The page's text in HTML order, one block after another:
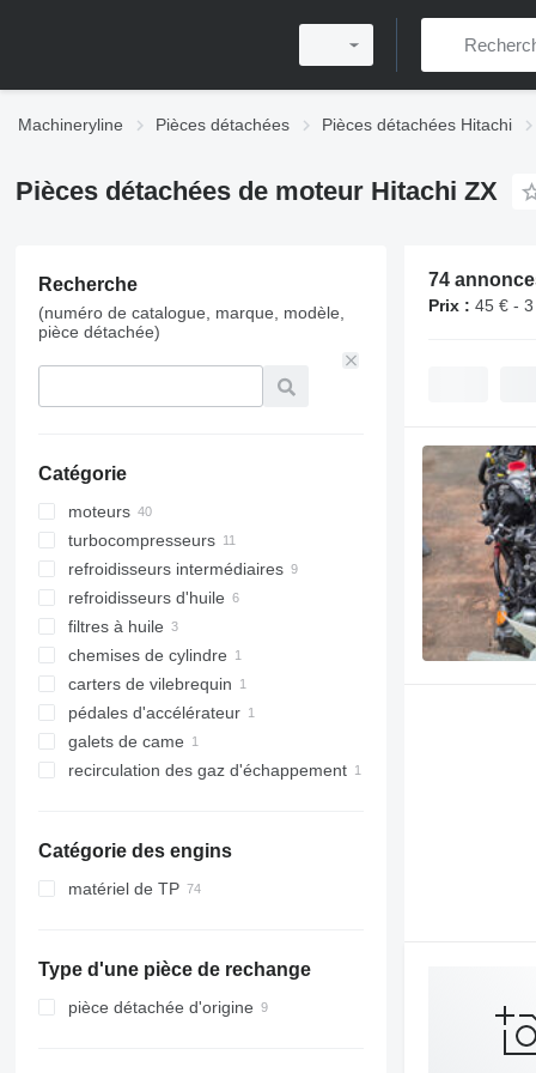
Machineryline Pièces détachées Pièces détachées Hitachi
Pièces détachées de moteur Hitachi ZX
Recherche
(numéro de catalogue, marque, modèle,
pièce détachée)
Catégorie
moteurs
turbocompresseurs
refroidisseurs intermédiaires
refroidisseurs d'huile
filtres à huile
chemises de cylindre
carters de vilebrequin
pédales d'accélérateur
galets de came
recirculation des gaz d'échappement
Catégorie des engins
matériel de TP
trancheuses
Type d'une pièce de rechange
pièce détachée d'origine
74
Prix : 45 € -